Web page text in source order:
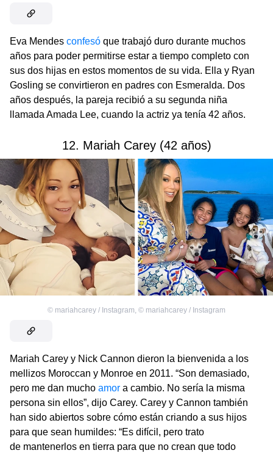
Eva Mendes confesó que trabajó duro durante muchos
años para poder permitirse estar a tiempo completo con
sus dos hijas en estos momentos de su vida. Ella y Ryan
Gosling se convirtieron en padres con Esmeralda. Dos
años después, la pareja recibió a su segunda niña
llamada Amada Lee, cuando la actriz ya tenía 42 años.
12. Mariah Carey (42 años)
© mariahcarey / Instagram, © mariahcarey / Instagram
Mariah Carey y Nick Cannon dieron la bienvenida a los
mellizos Moroccan y Monroe en 2011. “Son demasiado,
pero me dan mucho amor a cambio. No sería la misma
persona sin ellos”, dijo Carey. Carey y Cannon también
han sido abiertos sobre cómo están criando a sus hijos
para que sean humildes: “Es difícil, pero trato
de mantenerlos en tierra para que no crean que todo